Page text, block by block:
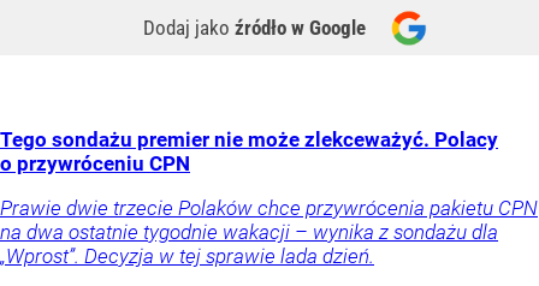
Dodaj jako źródło w Google
Tego sondażu premier nie może zlekceważyć. Polacy
o przywróceniu CPN
Prawie dwie trzecie Polaków chce przywrócenia pakietu CPN
na dwa ostatnie tygodnie wakacji – wynika z sondażu dla
„Wprost”. Decyzja w tej sprawie lada dzień.